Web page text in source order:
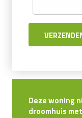
Deze woning
droomhuis